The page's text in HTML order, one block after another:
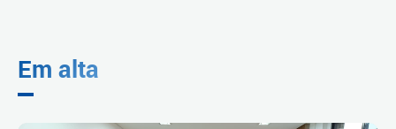
Em alta